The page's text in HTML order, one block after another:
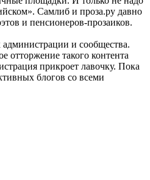
Самлиб и проза.ру давно
и пенсионеров-прозаиков.
и сообщества.
отторжение такого контента
прикроет лавочку. Пока
блогов со всеми